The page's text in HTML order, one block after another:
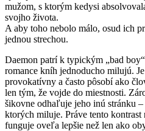
mužom, s ktorým kedysi
svojho života.
A aby toho nebolo málo, osud ich
jednou strechou.
Daemon patrí k typickým „bad
romance kníh jednoducho milujú.
provokatívny a často pôsobí ako
len tým, že vojde do miestnosti.
šikovne odhaľuje jeho inú stránku
ktorých miluje. Práve tento
funguje oveľa lepšie než len ako